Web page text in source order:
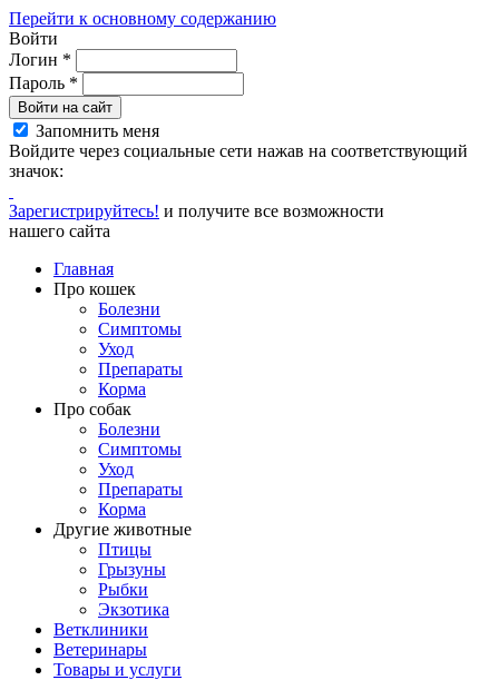
Перейти к основному содержанию
Войти
Логин *
Пароль *
Войти на сайт
Запомнить меня
Войдите через социальные сети нажав на соответствующий
значок:
Зарегистрируйтесь! и получите все возможности
нашего сайта
Главная
Про кошек
Болезни
Симптомы
Уход
Препараты
Корма
Про собак
Болезни
Симптомы
Уход
Препараты
Корма
Другие животные
Птицы
Грызуны
Рыбки
Экзотика
Ветклиники
Ветеринары
Товары и услуги